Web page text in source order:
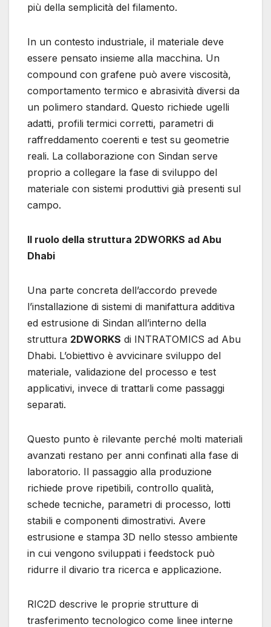
più della semplicità del filamento.
In un contesto industriale, il materiale deve
essere pensato insieme alla macchina. Un
compound con grafene può avere viscosità,
comportamento termico e abrasività diversi da
un polimero standard. Questo richiede ugelli
adatti, profili termici corretti, parametri di
raffreddamento coerenti e test su geometrie
reali. La collaborazione con Sindan serve
proprio a collegare la fase di sviluppo del
materiale con sistemi produttivi già presenti sul
campo.
Il ruolo della struttura 2DWORKS ad Abu
Dhabi
Una parte concreta dell’accordo prevede
l’installazione di sistemi di manifattura additiva
ed estrusione di Sindan all’interno della
struttura 2DWORKS di INTRATOMICS ad Abu
Dhabi. L’obiettivo è avvicinare sviluppo del
materiale, validazione del processo e test
applicativi, invece di trattarli come passaggi
separati.
Questo punto è rilevante perché molti materiali
avanzati restano per anni confinati alla fase di
laboratorio. Il passaggio alla produzione
richiede prove ripetibili, controllo qualità,
schede tecniche, parametri di processo, lotti
stabili e componenti dimostrativi. Avere
estrusione e stampa 3D nello stesso ambiente
in cui vengono sviluppati i feedstock può
ridurre il divario tra ricerca e applicazione.
RIC2D descrive le proprie strutture di
trasferimento tecnologico come linee interne